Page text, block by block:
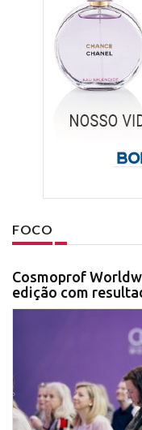
FOCO
Cosmoprof
edição com